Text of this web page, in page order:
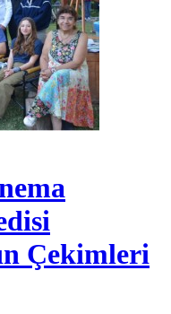
Çekimleri